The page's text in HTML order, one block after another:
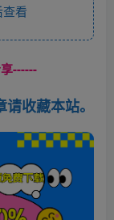
看
------
收藏本站。